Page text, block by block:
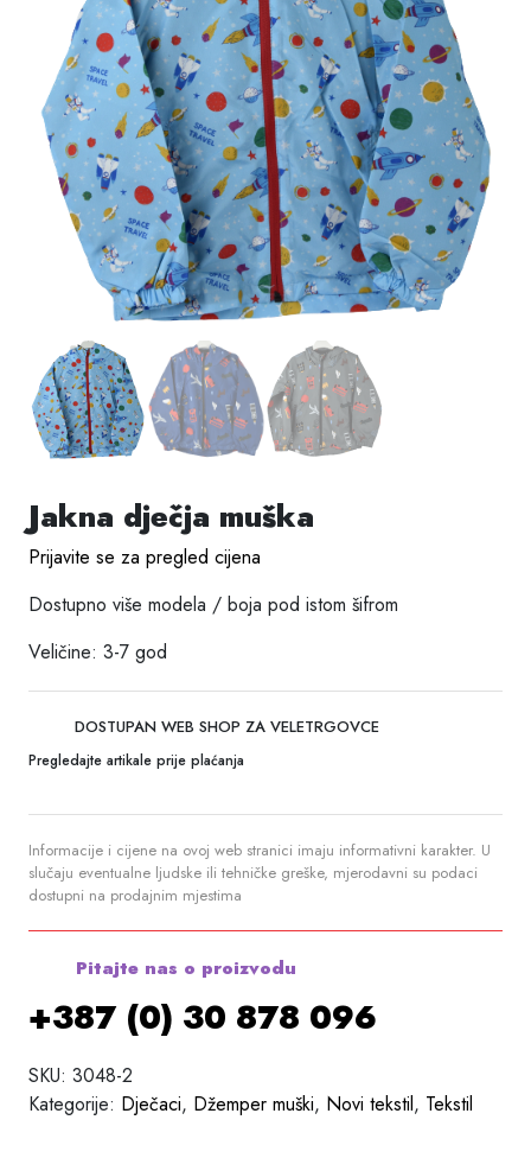
Jakna dječja muška
Prijavite se za pregled cijena
Dostupno više modela / boja pod istom šifrom
Veličine: 3-7 god
DOSTUPAN WEB SHOP ZA VELETRGOVCE
Pregledajte artikale prije plaćanja
Informacije i cijene na ovoj web stranici imaju informativni karakter. U
slučaju eventualne ljudske ili tehničke greške, mjerodavni su podaci
dostupni na prodajnim mjestima
Pitajte nas o proizvodu
+387 (0) 30 878 096
SKU: 3048-2
Kategorije: Dječaci, Džemper muški, Novi tekstil, Tekstil